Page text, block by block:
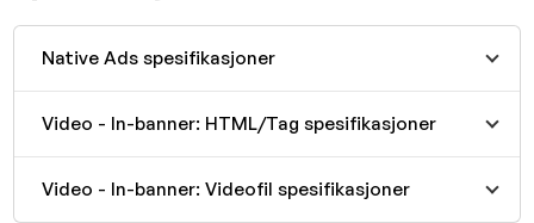
Native Ads spesifikasjoner
Video - In-banner: HTML/Tag spesifikasjoner
Video - In-banner: Videofil spesifikasjoner